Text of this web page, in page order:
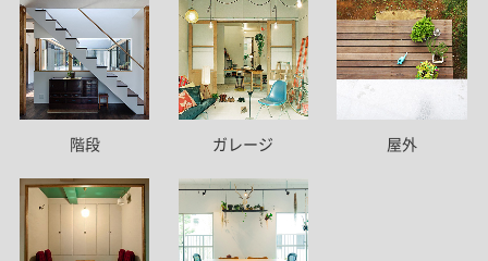
階段 ガレージ 屋外